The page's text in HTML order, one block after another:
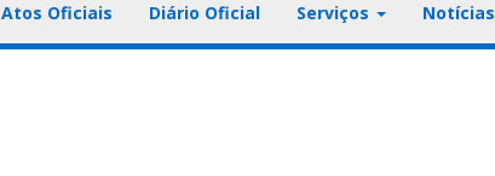
Atos Oficiais Diário Oficial Serviços Notícias